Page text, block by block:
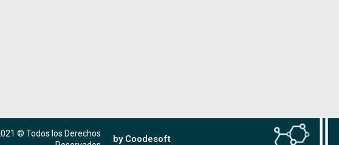
© Todos los Derechos
by Coodesoft